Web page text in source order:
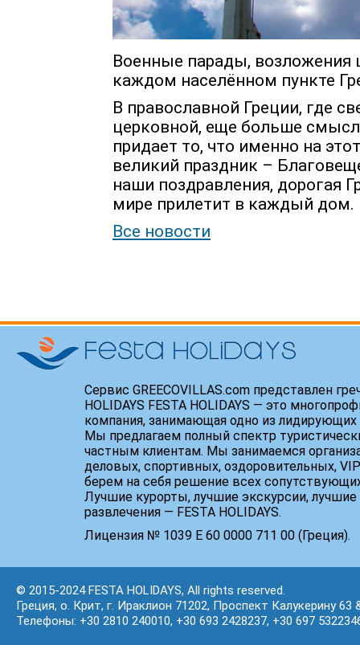
Военные парады, возложения
каждом населённом пункте
В православной Греции, где
церковной, еще больше
придает то, что именно на
великий праздник –
наши поздравления, дорогая
мире прилетит в каждый дом.
Все новости
Сервис GREECOVILLAS.com представлен
HOLIDAYS FESTA HOLIDAYS — это
компания, занимающая одно из
Мы предлагаем полный спектр
частным клиентам. Мы занимаемся
деловых, спортивных, оздоровительных,
берем на себя решение всех
Лучшие курорты, лучшие экскурсии, лучшие
развлечения — FESTA HOLIDAYS.
Лицензия № 1039 Е 60 0000 711 00 (Греция).
© 2015-2024 FESTA HOLIDAYS, All rights reserved.
Греция, о. Крит, г. Ираклион 71202, Проспект Калукерину 63
Телефоны: +30 2810 240010, +30 693 2428237, +30 697